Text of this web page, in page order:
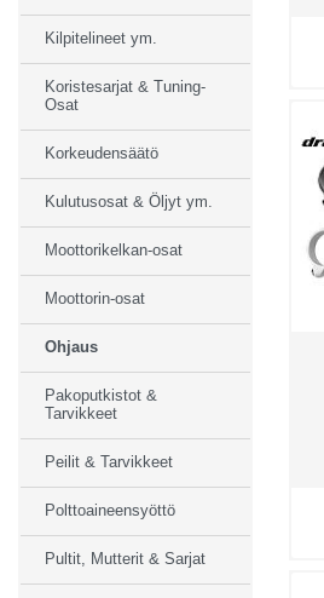
Kilpitelineet ym.
Koristesarjat & Tuning-
Osat
Korkeudensäätö
Kulutusosat & Öljyt ym.
Moottorikelkan-osat
Moottorin-osat
Ohjaus
Pakoputkistot &
Tarvikkeet
Peilit & Tarvikkeet
Polttoaineensyöttö
Pultit, Mutterit & Sarjat